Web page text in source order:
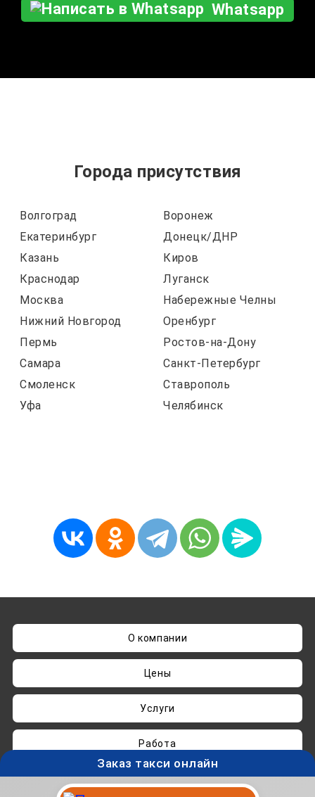
Whatsapp
Города присутствия
Волгоград
Воронеж
Екатеринбург
Донецк/ДНР
Казань
Киров
Краснодар
Луганск
Москва
Набережные Челны
Нижний Новгород
Оренбург
Пермь
Ростов-на-Дону
Самара
Санкт-Петербург
Смоленск
Ставрополь
Уфа
Челябинск
О компании
Цены
Услуги
Работа
Нашли ошибку? Пишите наadmin@taksisvo.ru
Заказ такси онлайн